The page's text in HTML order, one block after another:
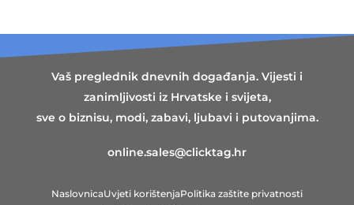
Vaš preglednik dnevnih događanja. Vijesti i
zanimljivosti iz Hrvatske i svijeta,
sve o biznisu, modi, zabavi, ljubavi i putovanjima.
online.sales@clicktag.hr
NaslovnicaUvjeti korištenjaPolitika zaštite privatnosti